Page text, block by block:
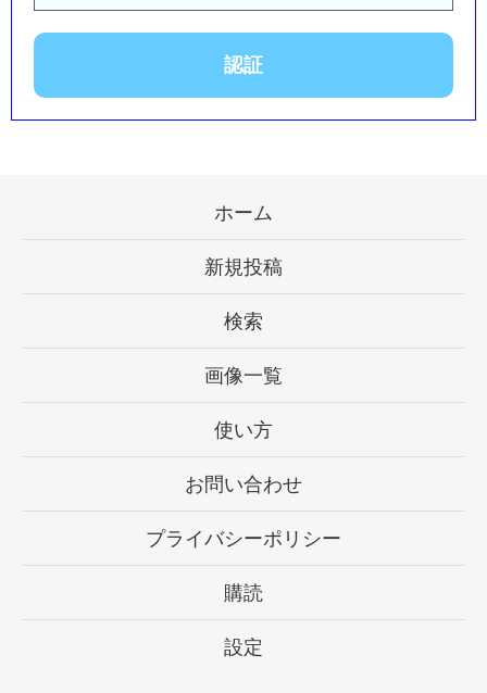
ホーム
新規投稿
検索
画像一覧
使い方
お問い合わせ
プライバシーポリシー
購読
設定